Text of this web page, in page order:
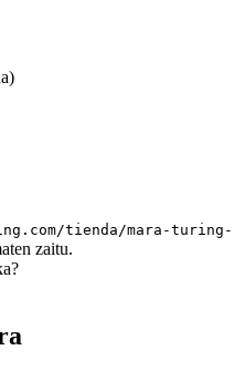
tienda/mara-turing-
zaitu.